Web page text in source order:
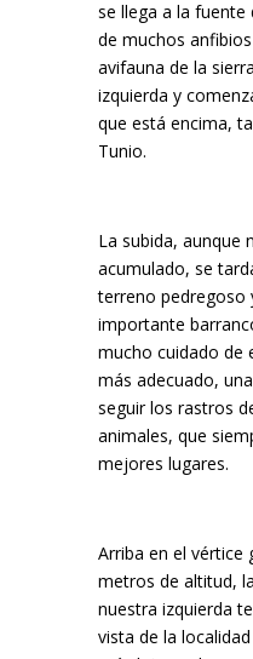
se llega a la
de muchos
avifauna de la
izquierda y
que está encima,
Tunio.
La subida, aunque
acumulado, se
terreno pedregoso
importante
mucho cuidado de
más adecuado,
seguir los rastros
animales, que
mejores lugares.
Arriba en el vértice
metros de altitud,
nuestra izquierda
vista de la